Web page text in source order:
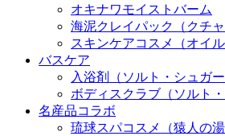
オキナワモイストバーム
海泥クレイパック（クチャ
スキンケアコスメ（オイル
バスケア
入浴剤（ソルト・シュガ
ボディスクラブ（ソルト・
名産品コラボ
琉球スパコスメ（猿人の湯